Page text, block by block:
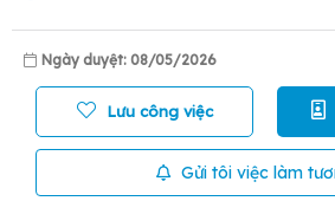
Ngày duyệt: 08/05/2026
Lưu công việc
Gửi tôi việc làm